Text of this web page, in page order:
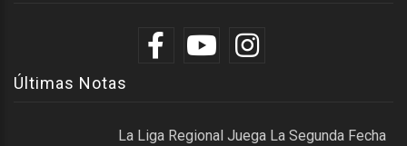
Últimas Notas
La Liga Regional Juega La Segunda Fecha